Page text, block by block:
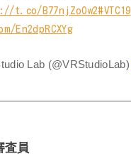
t.co/B77njZoOw2#VTC19
Lab (@VRStudioLab)
査員